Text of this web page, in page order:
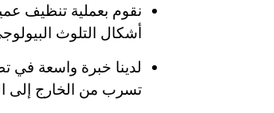
نقوم بعملية تنظيف
أشكال التلوث
لدينا خبرة واسعة في
تسرب من الخارج إلى